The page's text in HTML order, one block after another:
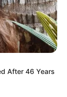
After 46 Years